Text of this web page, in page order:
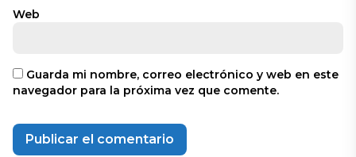
Web
Guarda mi nombre, correo electrónico y web en este
navegador para la próxima vez que comente.